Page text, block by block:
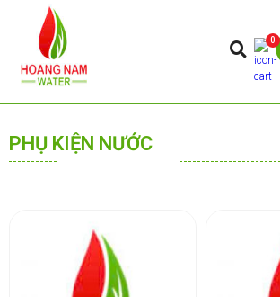
0
PHỤ KIỆN NƯỚC